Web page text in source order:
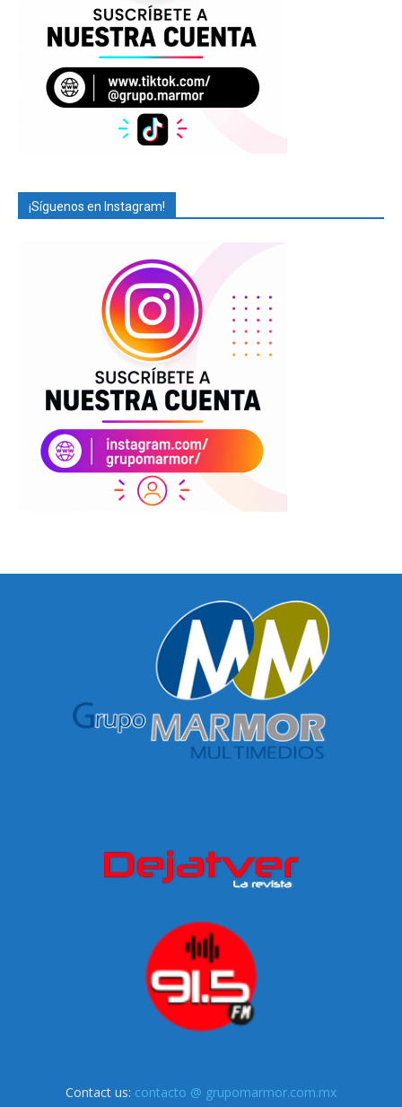
¡Síguenos en Instagram!
Contact us: contacto @ grupomarmor.com.mx